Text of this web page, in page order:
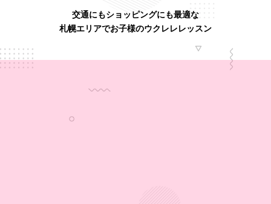
交通にもショッピングにも最適な
札幌エリアでお子様のウクレレレッスン